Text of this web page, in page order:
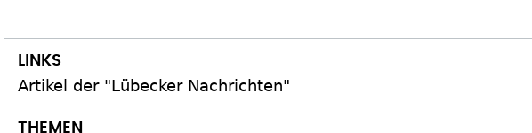
Artikel der "Lübecker Nachrichten"